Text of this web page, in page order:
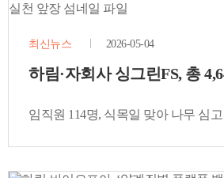
최신뉴스 2026-05-04
하림·자회사 싱그린FS, 총
임직원 114명, 식목일 맞아 나무 심